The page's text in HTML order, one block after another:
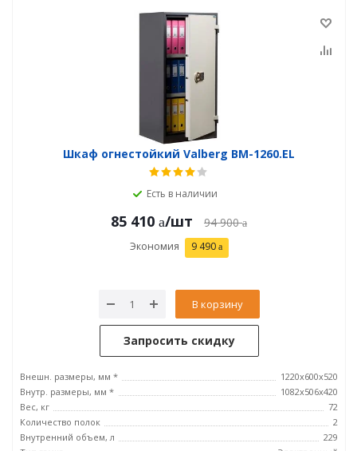
Шкаф огнестойкий Valberg BM-1260.EL
Есть в наличии
85 410 /шт 94 900
Экономия 9 490
В корзину
Запросить скидку
Внешн. размеры, мм *
1220x600x520
Внутр. размеры, мм *
1082x506x420
Вес, кг
72
Количество полок
2
Внутренний объем, л
229